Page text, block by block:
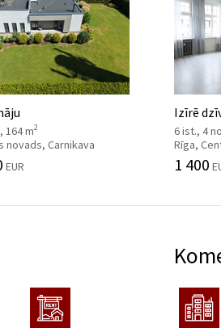
164 m2
novads, Carnikava
EUR
Izīrē
6 ist., 4
Rīga,
1 400